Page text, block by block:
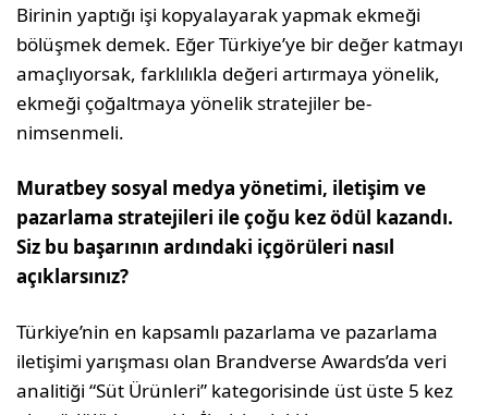
Birinin yaptığı işi kopyalayarak yapmak ekmeği
bölüşmek demek. Eğer Türkiye’ye bir değer kat­mayı
amaçlıyorsak, farklılıkla değeri artırmaya yönelik,
ekmeği çoğaltmaya yönelik stratejiler be­
nimsenmeli.
Muratbey sosyal medya yönetimi, iletişim ve
pazarlama stratejileri ile çoğu kez ödül kazandı.
Siz bu başarının ardındaki içgö­rüleri nasıl
açıklarsınız?
Türkiye’nin en kapsamlı pazarlama ve pazarlama
iletişimi yarışması olan Brandverse Awards’da veri
analitiği “Süt Ürünleri” kategorisinde üst üste 5 kez